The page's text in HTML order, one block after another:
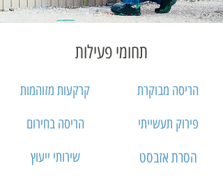
תחומי פעילות
קרקעות מזוהמות
הריסה בחירום
שירותי ייעוץ
הריסה מבוקרת
פירוק תעשייתי
הסרת אזבסט